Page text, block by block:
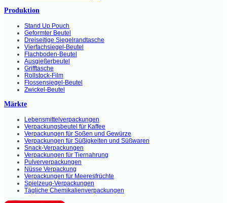
Produktion
Stand Up Pouch
Geformter Beutel
Dreiseitige Siegelrandtasche
Vierfachsiegel-Beutel
Flachboden-Beutel
Ausgießerbeutel
Grifftasche
Rollstock-Film
Flossensiegel-Beutel
Zwickel-Beutel
Märkte
Lebensmittelverpackungen
Verpackungsbeutel für Kaffee
Verpackungen für Soßen und Gewürze
Verpackungen für Süßigkeiten und Süßwaren
Snack-Verpackungen
Verpackungen für Tiernahrung
Pulververpackungen
Nüsse Verpackung
Verpackungen für Meeresfrüchte
Spielzeug-Verpackungen
Tägliche Chemikalienverpackungen